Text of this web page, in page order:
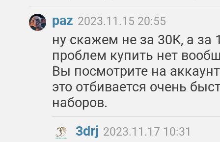
paz 2023.11.15 20:55
ну скажем не за 30К, а за
проблем купить нет
Вы посмотрите на
это отбивается очень
наборов.
3drj 2023.11.17 10:31